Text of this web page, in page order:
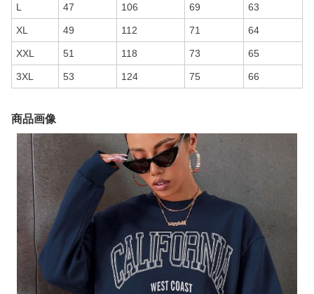
L 47 106 69 63
XL 49 112 71 64
XXL 51 118 73 65
3XL 53 124 75 66
商品画像